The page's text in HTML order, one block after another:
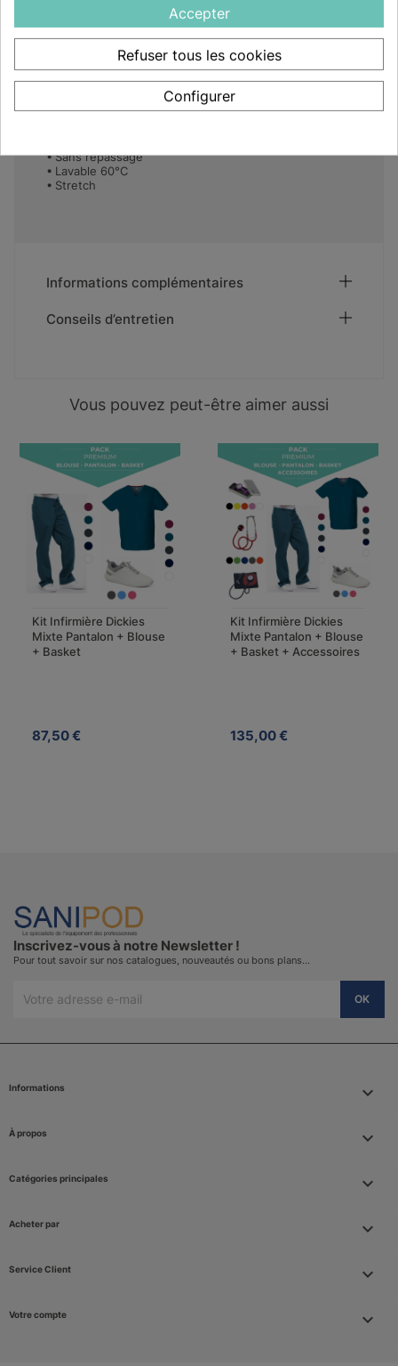
Description
Sans repassage
Lavable 60°C
Stretch
Informations complémentaires
Conseils d’entretien
Vous pouvez peut-être aimer aussi
Kit Infirmière Dickies
Mixte Pantalon + Blouse
+ Basket
87,50 €
Kit Infirmière Dickies
Mixte Pantalon + Blouse
+ Basket + Accessoires
135,00 €
Inscrivez-vous à notre Newsletter !
Pour tout savoir sur nos catalogues, nouveautés ou bons plans…
Informations keyboard_arrow_down
À propos 
Catégories principales 
Acheter par 
Service Client 
Votre compte 
Accepter
Refuser tous les cookies
Configurer